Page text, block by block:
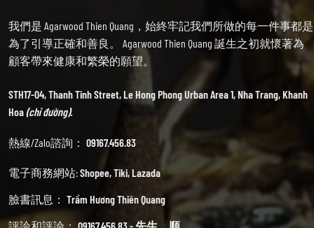
我們是 Agarwood Thien Quang，始終牢記我們所做的每一件事都是
為了引導正確和善良。 Agarwood Thien Quang 誕生之初就懷著為
顧客帶來健康和繁榮的願望。
STH17-04, Thanh Tinh Street, Le Hong Phong Urban Area 1, Nha Trang, Khanh
Hoa(chỉ đường).
熱線/Zalo諮詢： 09167.456.83
電子商務網站:Shopee,Tiki,Lazada
臉書訊息： Trầm Hương Thiên Quang